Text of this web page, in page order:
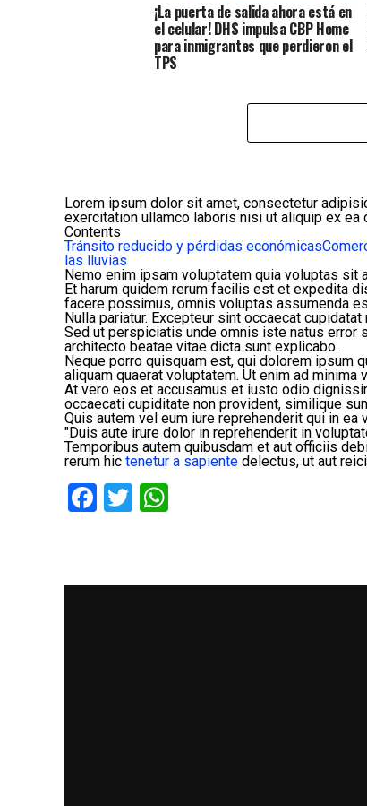
¡La puerta de salida ahora está en
el celular! DHS impulsa CBP Home
para inmigrantes que perdieron el
TPS
Lorem ipsum dolor sit amet, consectetur
exercitation ullamco laboris nisi ut aliquip ex ea
Contents
Tránsito reducido y pérdidas económicas
las lluvias
Nemo enim ipsam voluptatem quia voluptas sit
Et harum quidem rerum facilis est et expedita
facere possimus, omnis voluptas assumenda
Nulla pariatur. Excepteur sint occaecat
Sed ut perspiciatis unde omnis iste natus error
architecto beatae vitae dicta sunt explicabo.
Neque porro quisquam est, qui dolorem ipsum
aliquam quaerat voluptatem. Ut enim ad
At vero eos et accusamus et iusto odio
occaecati cupiditate non provident, similique
Quis autem vel eum iure reprehenderit qui in
"Duis aute irure dolor in reprehenderit in
Temporibus autem quibusdam et aut officiis
rerum hic tenetur a sapiente delectus, ut aut
Facebook
Twitter